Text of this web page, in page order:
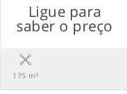
Ligue para
saber o preço
175 m²